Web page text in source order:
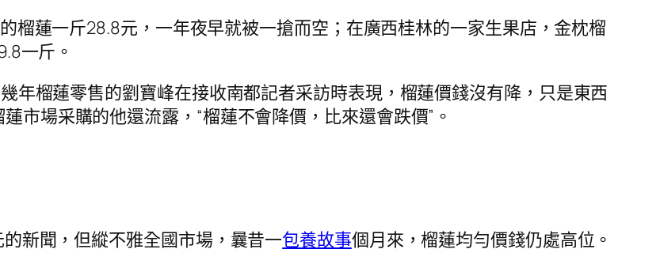
榴蓮一斤28.8元，一年夜早就被一搶而空；在廣西桂林的一家生果店，金枕榴
一斤。
年榴蓮零售的劉寶峰在接收南都記者采訪時表現，榴蓮價錢沒有降，只是東西
市場采購的他還流露，“榴蓮不會降價，比來還會跌價”。
新聞，但縱不雅全國市場，曩昔一包養故事個月來，榴蓮均勻價錢仍處高位。